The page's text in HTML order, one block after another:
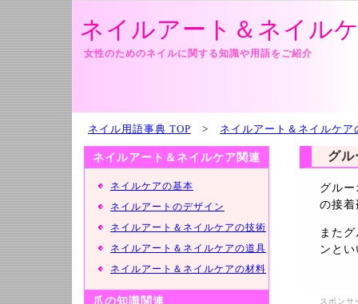
ネイルアート＆ネイル
女性のためのネイルに関する知識や用語をご紹介
ネイル用語事典 TOP > ネイルアート＆ネイルケア
グル
グル
の接
また
ンと
スポンサ
ネイルアート＆ネイルケア関連
ネイルケアの基本
ネイルアートのデザイン
ネイルアート＆ネイルケアの技術
ネイルアート＆ネイルケアの道具
ネイルアート＆ネイルケアの材料
爪の知識関連